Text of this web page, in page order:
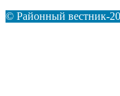
© Районный вестник-